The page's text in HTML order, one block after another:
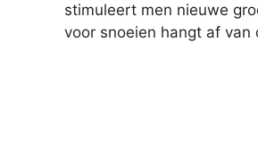
stimuleert men nieuwe
voor snoeien hangt af